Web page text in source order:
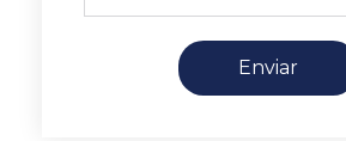
Enviar